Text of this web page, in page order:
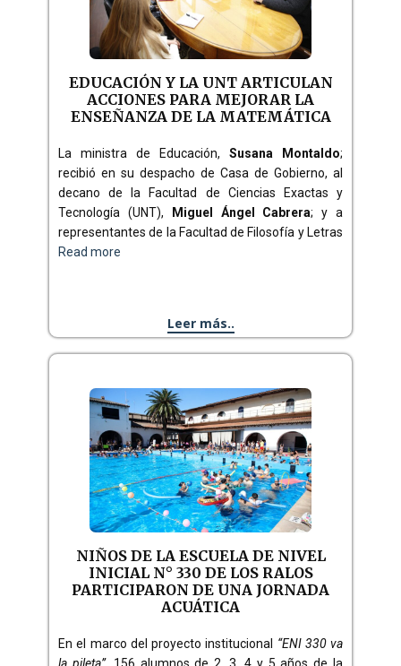
EDUCACIÓN Y LA UNT ARTICULAN
ACCIONES PARA MEJORAR LA
ENSEÑANZA DE LA MATEMÁTICA
La ministra de Educación, Susana Montaldo;
recibió en su despacho de Casa de Gobierno, al
decano de la Facultad de Ciencias Exactas y
Tecnología (UNT),
Miguel Ángel Cabrera; y a
representantes de la Facultad de Filosofía y Letras
Read more
Leer más..
NIÑOS DE LA ESCUELA DE NIVEL
INICIAL N° 330 DE LOS RALOS
PARTICIPARON DE UNA JORNADA
ACUÁTICA
En el marco del proyecto institucional “ENI 330 va